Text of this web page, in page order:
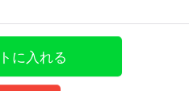
に入れる